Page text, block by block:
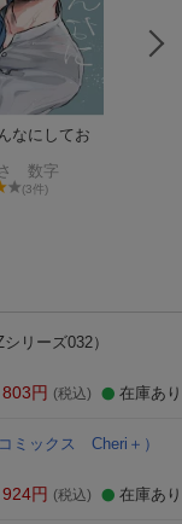
なにしてお
数字
(3件)
リーズ032）
803円 (税込) 在庫あり
ミックス Cheri＋）
924円 (税込) 在庫あり